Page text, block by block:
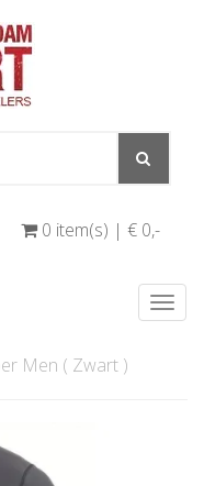
0 item(s) | € 0,-
Men ( Zwart )